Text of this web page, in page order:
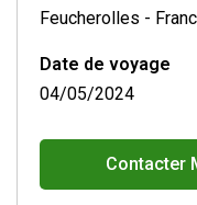
Feucherolles -
Date de voyage
04/05/2024
Contacter